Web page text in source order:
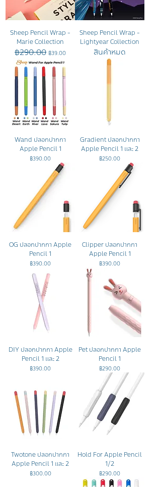
Sheep Pencil Wrap -
Marie Collection
ราคาปกติ
฿290.00 ราคาขายลด
฿39.00
Sheep Pencil Wrap -
Lightyear Collection
สินค้าหมด
Wand ปลอกปากกา
Apple Pencil 1
ราคา
฿390.00
Gradient ปลอกปากกา
Apple Pencil 1 และ 2
ราคา
฿250.00
OG ปลอกปากกา Apple
Pencil 1
ราคา
฿390.00
Clipper ปลอกปากกา
Apple Pencil 1
ราคา
฿390.00
DIY ปลอกปากกา Apple
Pencil 1 และ 2
ราคา
฿390.00
Pet ปลอกปากกา Apple
Pencil 1
ราคา
฿290.00
Twotone ปลอกปากกา
Apple Pencil 1 และ 2
ราคา
฿300.00
Hold For Apple Pencil
1/2
ราคา
฿290.00